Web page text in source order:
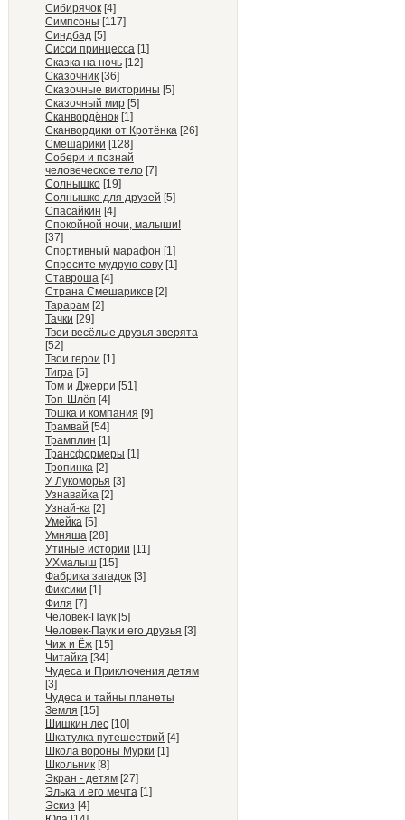
Сибирячок [4]
Симпсоны [117]
Синдбад [5]
Сисси принцесса [1]
Сказка на ночь [12]
Сказочник [36]
Сказочные викторины [5]
Сказочный мир [5]
Сканвордёнок [1]
Сканвордики от Кротёнка [26]
Смешарики [128]
Собери и познай
человеческое тело [7]
Солнышко [19]
Солнышко для друзей [5]
Спасайкин [4]
Спокойной ночи, малыши!
[37]
Спортивный марафон [1]
Спросите мудрую сову [1]
Ставроша [4]
Страна Смешариков [2]
Тарарам [2]
Тачки [29]
Твои весёлые друзья зверята
[52]
Твои герои [1]
Тигра [5]
Том и Джерри [51]
Топ-Шлёп [4]
Тошка и компания [9]
Трамвай [54]
Трамплин [1]
Трансформеры [1]
Тропинка [2]
У Лукоморья [3]
Узнавайка [2]
Узнай-ка [2]
Умейка [5]
Умняша [28]
Утиные истории [11]
УХмалыш [15]
Фабрика загадок [3]
Фиксики [1]
Филя [7]
Человек-Паук [5]
Человек-Паук и его друзья [3]
Чиж и Ёж [15]
Читайка [34]
Чудеса и Приключения детям
[3]
Чудеса и тайны планеты
Земля [15]
Шишкин лес [10]
Шкатулка путешествий [4]
Школа вороны Мурки [1]
Школьник [8]
Экран - детям [27]
Элька и его мечта [1]
Эскиз [4]